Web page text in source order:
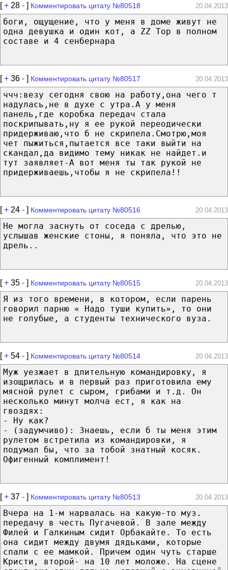
[+ 28 - ] Комментировать цитату №80518 20.04.2013
боги, ощущение, что у меня в доме живут не
одна девушка и один кот, а ZZ Top в полном
составе и 4 сенбернара
[+ 36 - ] Комментировать цитату №80517 20.04.2013
ччч:везу сегодня свою на работу,она чего т
надулась,не в духе с утра.А у меня
панель,где коробка передач стала
поскрипывать,ну я ее рукой переодически
придерживаю,что б не скрипела.Смотрю,моя
чет пыжиться,пытается все таки выйти на
скандал,да видимо тему никак не найдет.и
тут заявляет-А вот меня ты так рукой не
придерживаешь,чтобы я не скрипела!!
[+ 24 - ] Комментировать цитату №80516 20.04.2013
Не могла заснуть от соседа с дрелью,
услышав женские стоны, я поняла, что это не
дрель..
[+ 35 - ] Комментировать цитату №80515 20.04.2013
Я из того времени, в котором, если парень
говорил парню « Надо туши купить», то они
не голубые, а студенты технического вуза.
[+ 54 - ] Комментировать цитату №80514 20.04.2013
Муж уезжает в длительную командировку, я
изощрилась и в первый раз приготовила ему
мясной рулет с сыром, грибами и т.д. Он
несколько минут молча ест, я как на
гвоздях:
- Ну как?
- (задумчиво): Знаешь, если б ты меня этим
рулетом встретила из командировки, я
подумал бы, что за тобой знатный косяк.
Офигенный комплимент!
[+ 37 - ] Комментировать цитату №80513 20.04.2013
Вчера на 1-м нарвалась на какую-то муз.
передачу в честь Пугачевой. В зале между
Филей и Галкиным сидит Орбакайте. То есть
она сидит между двумя дядьками, которые
спали с ее мамкой. Причем один чуть старше
Кристи, второй- на 10 лет моложе. На сцене